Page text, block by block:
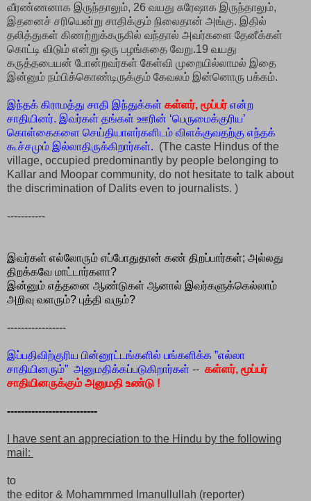
வீரண்ணனாக இருந்தாலும், 26 வயது சுரேஷாக இருந்தாலும்,
இதனைச் சரியென்று சாதிக்கும் நிலைதான் அங்கு. இதில்
தலித்துகள் கிணற்றுக்கருகில் வந்தால் அவர்களை தேனீக்கள்
கொட்டி விடும் என்று ஒரு பழங்கதை வேறு.19 வயது
கருத்தபையன் போன்றவர்கள் கேள்வி முறையில்லாமல் இதை
இன்னும் நம்பிக்கொண்டிருக்கும் கேவலம் இன்னொரு பக்கம்.
இந்தக் கிராமத்து சாதி இந்துக்கள் கள்ளர், மூப்பர் என்ற
சாதியினர். இவர்கள் தங்கள் ஊரின் ‘பெருமைக்குரிய’
கொள்கைகளை செய்தியாளர்களிடம் விளக்குவதற்கு எந்தக்
கூச்சமும் இல்லாதிருக்கிறார்கள். (The caste Hindus of the
village, occupied predominantly by people belonging to
Kallar and Moopar community, do not hesitate to talk about
the discrimination of Dalits even to journalists. )
-----------
இவர்கள் எல்லோரும் எப்போதுதான் கண் திறப்பார்கள்; அல்லது
திறக்கவே மாட்டார்களா?
இன்னும் எத்தனை ஆண்டுகள் ஆனால் இவர்களுக்கெல்லாம்
அறிவு வளரும்? புத்தி வரும்?
-----------------
இப்பதிவிற்குரிய பின்னூட்டங்களில் பங்களிக்க ”எல்லா
சாதியினரும்” அனுமதிக்கப்படுகிறார்கள் -- கள்ளர், மூப்பர்
சாதியினருக்கும் அனுமதி உண்டு !
--------------------------
I have sent an appreciation to the Hindu by the following
mail:
to
the editor & Mohammmed Imanullullah (reporter)